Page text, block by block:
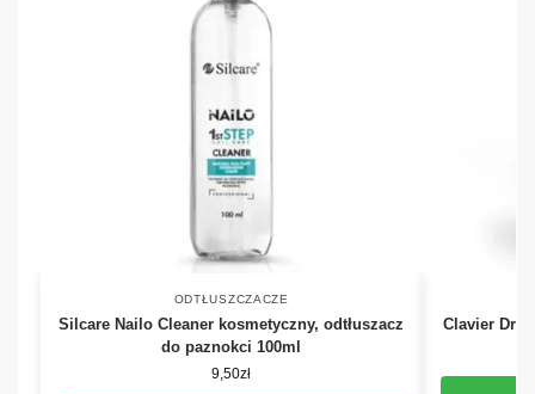
ODTŁUSZCZACZE
Silcare Nailo Cleaner kosmetyczny, odtłuszacz
do paznokci 100ml
9,50zł
Clavier Dry